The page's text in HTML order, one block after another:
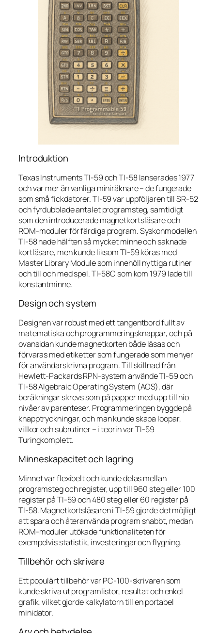
Introduktion
Texas Instruments TI-59 och TI-58 lanserades 1977
och var mer än vanliga miniräknare – de fungerade
som små fickdatorer. TI-59 var uppföljaren till SR-52
och fyrdubblade antalet programsteg, samtidigt
som den introducerade magnetkortsläsare och
ROM-moduler för färdiga program. Syskonmodellen
TI-58 hade hälften så mycket minne och saknade
kortläsare, men kunde liksom TI-59 köras med
Master Library Module som innehöll nyttiga rutiner
och till och med spel. TI-58C som kom 1979 lade till
konstantminne.
Design och system
Designen var robust med ett tangentbord fullt av
matematiska och programmeringsknappar, och på
ovansidan kunde magnetkorten både läsas och
förvaras med etiketter som fungerade som menyer
för användarskrivna program. Till skillnad från
Hewlett-Packards RPN-system använde TI-59 och
TI-58 Algebraic Operating System (AOS), där
beräkningar skrevs som på papper med upp till nio
nivåer av parenteser. Programmeringen byggde på
knapptryckningar, och man kunde skapa loopar,
villkor och subrutiner – i teorin var TI-59
Turingkomplett.
Minneskapacitet och lagring
Minnet var flexibelt och kunde delas mellan
programsteg och register, upp till 960 steg eller 100
register på TI-59 och 480 steg eller 60 register på
TI-58. Magnetkortsläsaren i TI-59 gjorde det möjligt
att spara och återanvända program snabbt, medan
ROM-moduler utökade funktionaliteten för
exempelvis statistik, investeringar och flygning.
Tillbehör och skrivare
Ett populärt tillbehör var PC-100-skrivaren som
kunde skriva ut programlistor, resultat och enkel
grafik, vilket gjorde kalkylatorn till en portabel
minidator.